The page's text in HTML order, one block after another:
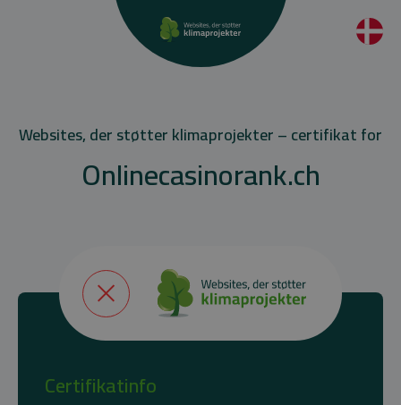
Websites, der støtter klimaprojekter – certifikat for
Onlinecasinorank.ch
Certifikatinfo